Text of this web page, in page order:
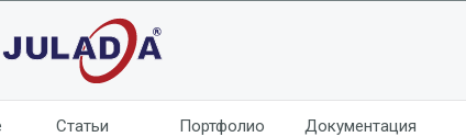
Статьи Портфолио Документация